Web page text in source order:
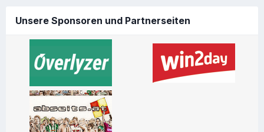
Unsere Sponsoren und Partnerseiten